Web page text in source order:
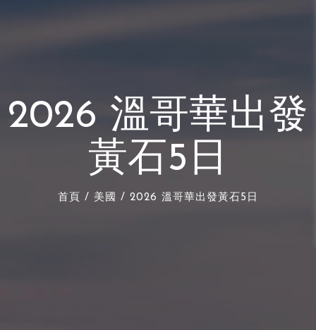
2026 溫哥華出發
黃石5日
首頁 / 美國 / 2026 溫哥華出發黃石5日